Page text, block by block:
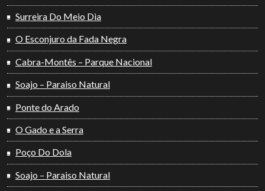
Surreira Do Meio Dia
O Esconjuro da Fada Negra
Cabra-Montês – Parque Nacional
Soajo – Paraiso Natural
Ponte do Arado
O Gado e a Serra
Poço Do Dola
Soajo – Paraiso Natural